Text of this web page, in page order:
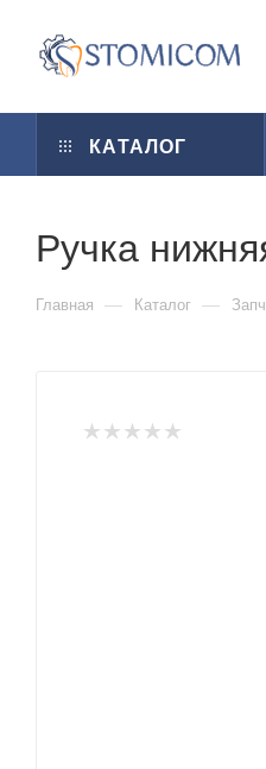
КАТАЛОГ
Ручка
Главная — Каталог —